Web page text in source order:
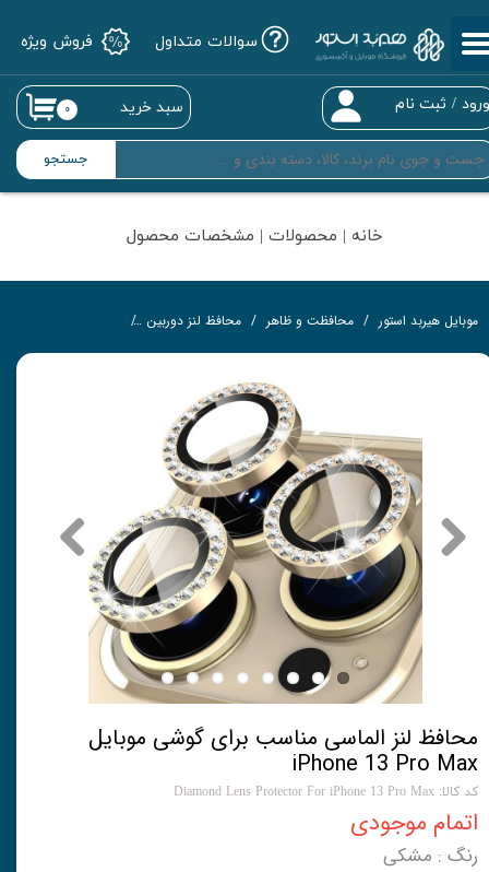
جستجو
/ ثبت نام
حساب کاربری من
تغییر گذر واژه
سفارشات
خروج از حساب کاربری
۰ سبد خرید
سوالات متداول فروش ویژه
خانه | محصولات | مشخصات محصول
موبایل هیربد استور محافظت و ظاهر محافظ لنز دوربین
محافظ لنز الماسی مناسب برای گوشی موبایل
iPhone 13 Pro Max
کد کالا: Diamond Lens Protector For iPhone 13 Pro Max
اتمام موجودی
رنگ : مشکی